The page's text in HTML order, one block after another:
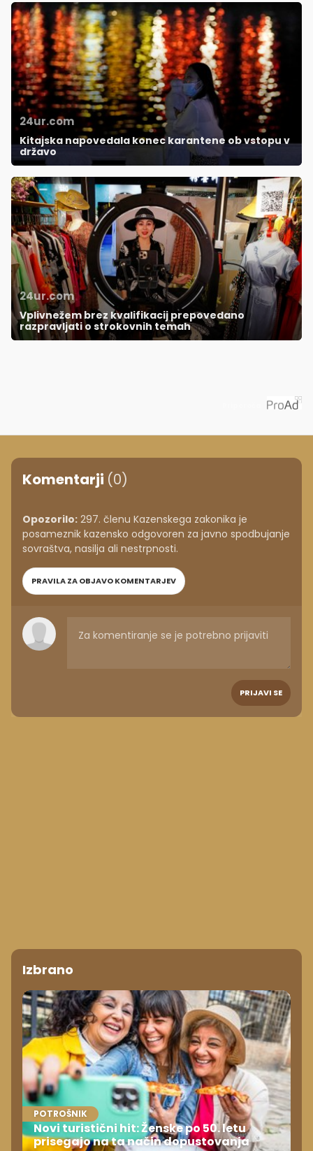
24ur.com
Kitajska napovedala konec karantene ob vstopu v
državo
24ur.com
Vplivnežem brez kvalifikacij prepovedano
razpravljati o strokovnih temah
Komentarji (0)
Opozorilo: 297. členu Kazenskega zakonika je
posameznik kazensko odgovoren za javno spodbujanje
sovraštva, nasilja ali nestrpnosti.
PRAVILA ZA OBJAVO KOMENTARJEV
PRIJAVI SE
Izbrano
POTROŠNIK
Novi turistični hit: Ženske po 50. letu
prisegajo na ta način dopustovanja